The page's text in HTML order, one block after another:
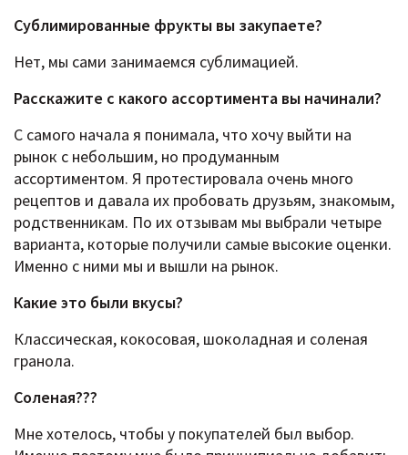
Сублимированные фрукты вы закупаете?
Нет, мы сами занимаемся сублимацией.
Расскажите c какого ассортимента вы начинали?
С самого начала я понимала, что хочу выйти на
рынок с небольшим, но продуманным
ассортиментом. Я протестировала очень много
рецептов и давала их пробовать друзьям, знакомым,
родственникам. По их отзывам мы выбрали четыре
варианта, которые получили самые высокие оценки.
Именно с ними мы и вышли на рынок.
Какие это были вкусы?
Классическая, кокосовая, шоколадная и соленая
гранола.
Соленая???
Мне хотелось, чтобы у покупателей был выбор.